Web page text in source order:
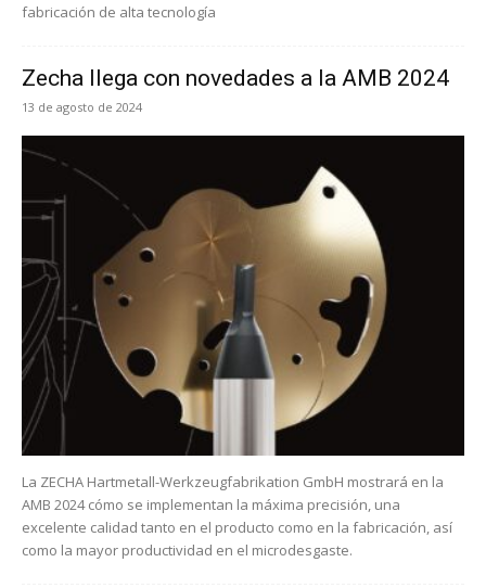
fabricación de alta tecnología
Zecha llega con novedades a la AMB 2024
13 de agosto de 2024
La ZECHA Hartmetall-Werkzeugfabrikation GmbH mostrará en la
AMB 2024 cómo se implementan la máxima precisión, una
excelente calidad tanto en el producto como en la fabricación, así
como la mayor productividad en el microdesgaste.